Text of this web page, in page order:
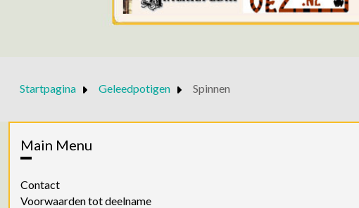
Startpagina Geleedpotigen Spinnen
Main Menu
Contact
Voorwaarden tot deelname